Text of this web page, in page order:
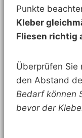
Punkte
Kleber
Fliesen richtig
Überprüfen Sie
den Abstand
Bedarf können
bevor der